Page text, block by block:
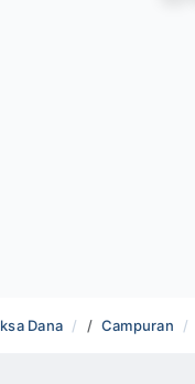
Dana Campuran